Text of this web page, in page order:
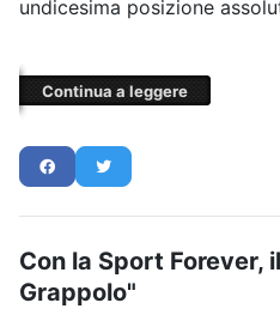
undicesima posizione
Continua a leggere
Con la Sport Forever,
Grappolo"